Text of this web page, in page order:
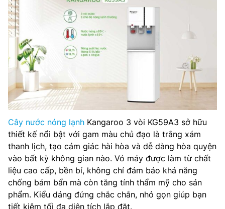
Cây nước nóng lạnh Kangaroo 3 vòi KG59A3 sở hữu
thiết kế nổi bật với gam màu chủ đạo là trắng xám
thanh lịch, tạo cảm giác hài hòa và dễ dàng hòa quyện
vào bất kỳ không gian nào. Vỏ máy được làm từ chất
liệu cao cấp, bền bỉ, không chỉ đảm bảo khả năng
chống bám bẩn mà còn tăng tính thẩm mỹ cho sản
phẩm. Kiểu dáng đứng chắc chắn, nhỏ gọn giúp bạn
tiết kiệm tối đa diện tích lắp đặt.